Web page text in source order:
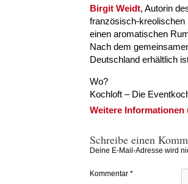
Birgit Weidt, Autorin
französisch-kreolischen
einen aromatischen
Nach dem
Deutschland erhältlich
Wo?
Kochloft – Die
Weitere
Schreibe einen
Deine E-Mail-Adresse wird
Kommentar *